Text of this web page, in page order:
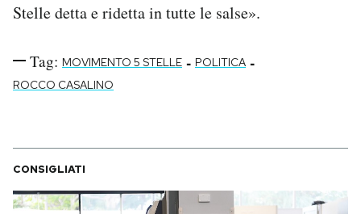
Stelle detta e ridetta in tutte le salse».
Tag: MOVIMENTO 5 STELLE - POLITICA -
ROCCO CASALINO
CONSIGLIATI